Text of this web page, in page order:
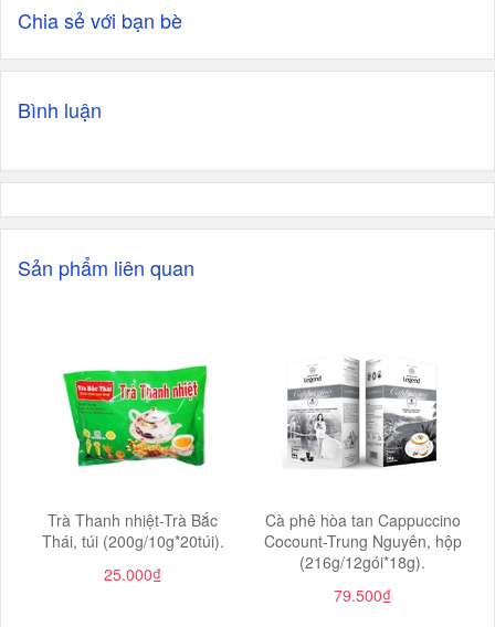
Chia sẻ với bạn bè
Bình luận
Sản phẩm liên quan
​​​​​​​Trà Thanh nhiệt-Trà Bắc
Thái, túi (200g/10g*20túi).
25.000₫
Cà phê hòa tan Cappuccino
Cocount-Trung Nguyên, hộp
(216g/12gói*18g).
79.500₫